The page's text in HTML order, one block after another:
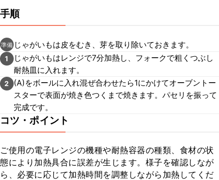
手順
準備 じゃがいもは皮をむき、芽を取り除いておきます。
1
じゃがいもはレンジで7分加熱し、フォークで粗くつぶし
耐熱皿に入れます。
2
(A)をボールに入れ混ぜ合わせたら1にかけてオーブントー
スターで表面が焼き色つくまで焼きます。パセリを振って
完成です。
コツ・ポイント
ご使用の電子レンジの機種や耐熱容器の種類、食材の状
態により加熱具合に誤差が生じます。様子を確認しなが
ら、必要に応じて加熱時間を調整しながら加熱してくだ